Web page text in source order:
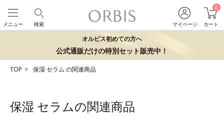
マイページ
0
カート
検索
メニュー
オルビス初めての方へ
公式通販だけの特別セット販売中！
TOP 保湿セラム の関連商品
保湿 セラムの関連商品